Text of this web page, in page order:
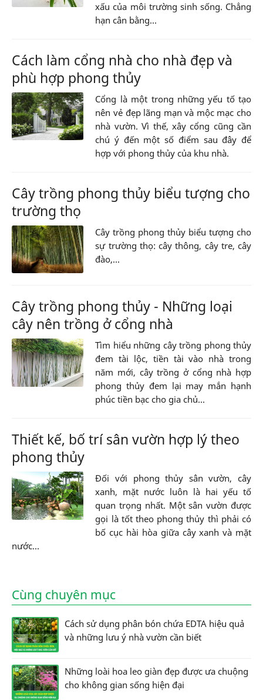
xấu của môi trường sinh sống. Chẳng
hạn cân bằng...
Cách làm cổng nhà cho nhà đẹp và
phù hợp phong thủy
Cổng là một trong những yếu tố tạo
nên vẻ đẹp lãng mạn và mộc mạc cho
nhà vườn. Vì thế, xây cổng cũng cần
chú ý đến một số điểm sau đây để
hợp với phong thủy của khu nhà.
Cây trồng phong thủy biểu tượng cho
trường thọ
Cây trồng phong thủy biểu tượng cho
sự trường thọ: cây thông, cây tre, cây
đào,...
Cây trồng phong thủy - Những loại
cây nên trồng ở cổng nhà
Tìm hiểu những cây trồng phong thủy
đem tài lộc, tiền tài vào nhà trong
năm mới, cây trồng ở cổng nhà hợp
phong thủy đem lại may mắn hạnh
phúc tiền bạc cho gia chủ...
Thiết kế, bố trí sân vườn hợp lý theo
phong thủy
Đối với phong thủy sân vườn, cây
xanh, mặt nước luôn là hai yếu tố
quan trọng nhất. Một sân vườn được
gọi là tốt theo phong thủy thì phải có
bố cục hài hòa giữa cây xanh và mặt
nước...
Cùng chuyên mục
Cách sử dụng phân bón chứa EDTA hiệu quả
và những lưu ý nhà vườn cần biết
Những loài hoa leo giàn đẹp được ưa chuộng
cho không gian sống hiện đại